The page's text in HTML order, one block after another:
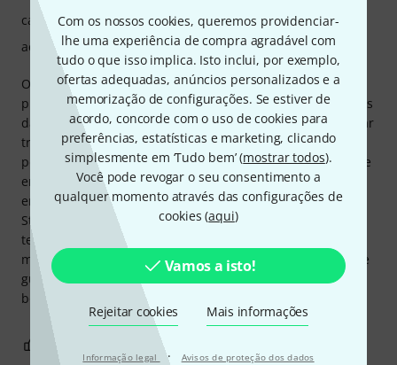
Com os nossos cookies, queremos providenciar-
lhe uma experiência de compra agradável com
tudo o que isso implica. Isto inclui, por exemplo,
ofertas adequadas, anúncios personalizados e a
memorização de configurações. Se estiver de
acordo, concorde com o uso de cookies para
preferências, estatísticas e marketing, clicando
simplesmente em ‘Tudo bem’ (mostrar todos).
Você pode revogar o seu consentimento a
qualquer momento através das configurações de
cookies (aqui)
Vamos a isto!
Rejeitar cookies Mais informações
Informação legal · Avisos de proteção dos dados
O Multiswitch Plus talvez seja um pouco caro para o uso
pretendido. Você também pode controlar os pedais maiores
da Strymon com ele. Eu, por outro lado, só o uso para salvar
três presets no pedal Riverside. Isso funcionou
perfeitamente após uma atualização do meu Riverside, que
era um pouco mais antigo e não suportava MIDI. No
entanto, após uma atualização disponível online da
Strymon, o LED também acendeu em azul, e o pedal agora
tem mais algumas opções. O Multiswitch Plus continua na
minha placa. Ele me dá exatamente os três sons básicos de
guitarra do Riverside que eu preciso, e é um switch muito
bom.
características
acabamento
REPORTAR A CRÍTICA